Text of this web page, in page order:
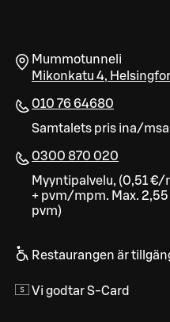
Mummotunneli
Mikonkatu 4,
010 76 64680
Samtalets pris ina/msa
0300 870 020
Myyntipalvelu, (0,51 €/
+ pvm/mpm. Max. 2,55
pvm)
Restaurangen är
Vi godtar S-Card